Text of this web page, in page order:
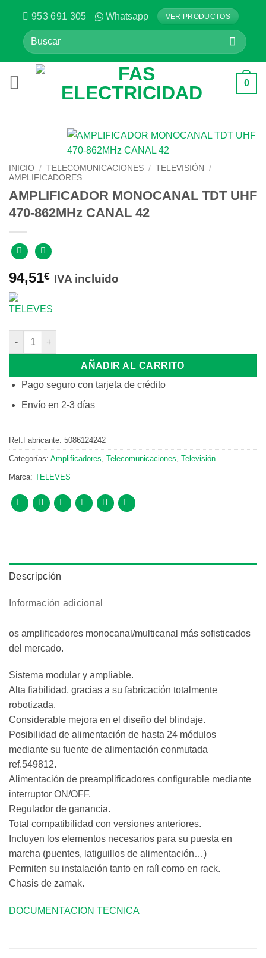
contenido
953 691 305 Whatsapp VER PRODUCTOS
Buscar
por:
0
INICIO / TELECOMUNICACIONES / TELEVISIÓN
/
AMPLIFICADORES
AMPLIFICADOR MONOCANAL TDT UHF
470-862MHz CANAL 42
94,51€ IVA incluido
AMPLIFICADOR MONOCANAL TDT UHF 470-862MHz CANAL
AÑADIR AL CARRITO
Pago seguro con tarjeta de crédito
Envío en 2-3 días
Ref.Fabricante: 5086124242
Categorías: Amplificadores Telecomunicaciones Televisión
Marca: TELEVES
Descripción
Información adicional
os amplificadores monocanal/multicanal más sofisticados
del mercado.
Sistema modular y ampliable.
Alta fiabilidad, gracias a su fabricación totalmente
robotizada.
Considerable mejora en el diseño del blindaje.
Posibilidad de alimentación de hasta 24 módulos
mediante su fuente de alimentación conmutada
ref.549812.
Alimentación de preamplificadores configurable mediante
interruptor ON/OFF.
Regulador de ganancia.
Total compatibilidad con versiones anteriores.
Incluyen los elementos necesarios para su puesta en
marcha (puentes, latiguillos de alimentación…)
Permiten su instalación tanto en raíl como en rack.
Chasis de zamak.
DOCUMENTACION TECNICA